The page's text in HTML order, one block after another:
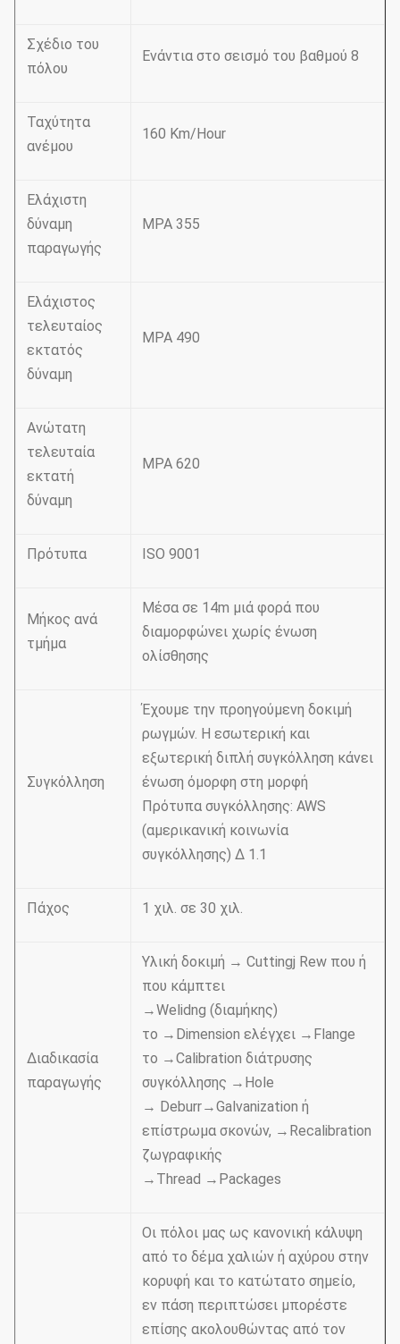
Σχέδιο του
πόλου
Ενάντια στο σεισμό του βαθμού 8
Ταχύτητα
ανέμου
160 Km/Hour
Ελάχιστη
δύναμη
παραγωγής
MPA 355
Ελάχιστος
τελευταίος
εκτατός
δύναμη
MPA 490
Ανώτατη
τελευταία
εκτατή
δύναμη
MPA 620
Πρότυπα ISO 9001
Μήκος ανά
τμήμα
Μέσα σε 14m μιά φορά που
διαμορφώνει χωρίς ένωση
ολίσθησης
Συγκόλληση
Έχουμε την προηγούμενη δοκιμή
ρωγμών. Η εσωτερική και
εξωτερική διπλή συγκόλληση κάνει
ένωση όμορφη στη μορφή
Πρότυπα συγκόλλησης: AWS
(αμερικανική κοινωνία
συγκόλλησης) Δ 1.1
Πάχος 1 χιλ. σε 30 χιλ.
Διαδικασία
παραγωγής
Υλική δοκιμή → Cuttingj Rew που ή
που κάμπτει
→Welidng (διαμήκης)
το →Dimension ελέγχει →Flange
το →Calibration διάτρυσης
συγκόλλησης →Hole
→ Deburr→Galvanization ή
επίστρωμα σκονών, →Recalibration
ζωγραφικής
→Thread →Packages
Οι πόλοι μας ως κανονική κάλυψη
από το δέμα χαλιών ή αχύρου στην
κορυφή και το κατώτατο σημείο,
εν πάση περιπτώσει μπορέστε
επίσης ακολουθώντας από τον